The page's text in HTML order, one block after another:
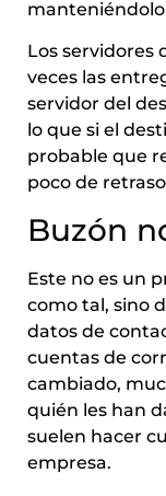
Los servidores
veces las
servidor del
lo que si el
probable que
poco de
Buzón
Este no es un
como tal, sino
datos de
cuentas de
cambiado,
quién les han
suelen hacer
empresa.